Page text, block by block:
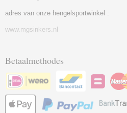
adres van onze hengelsportwinkel :
www.mgsinkers.nl
Betaalmethodes